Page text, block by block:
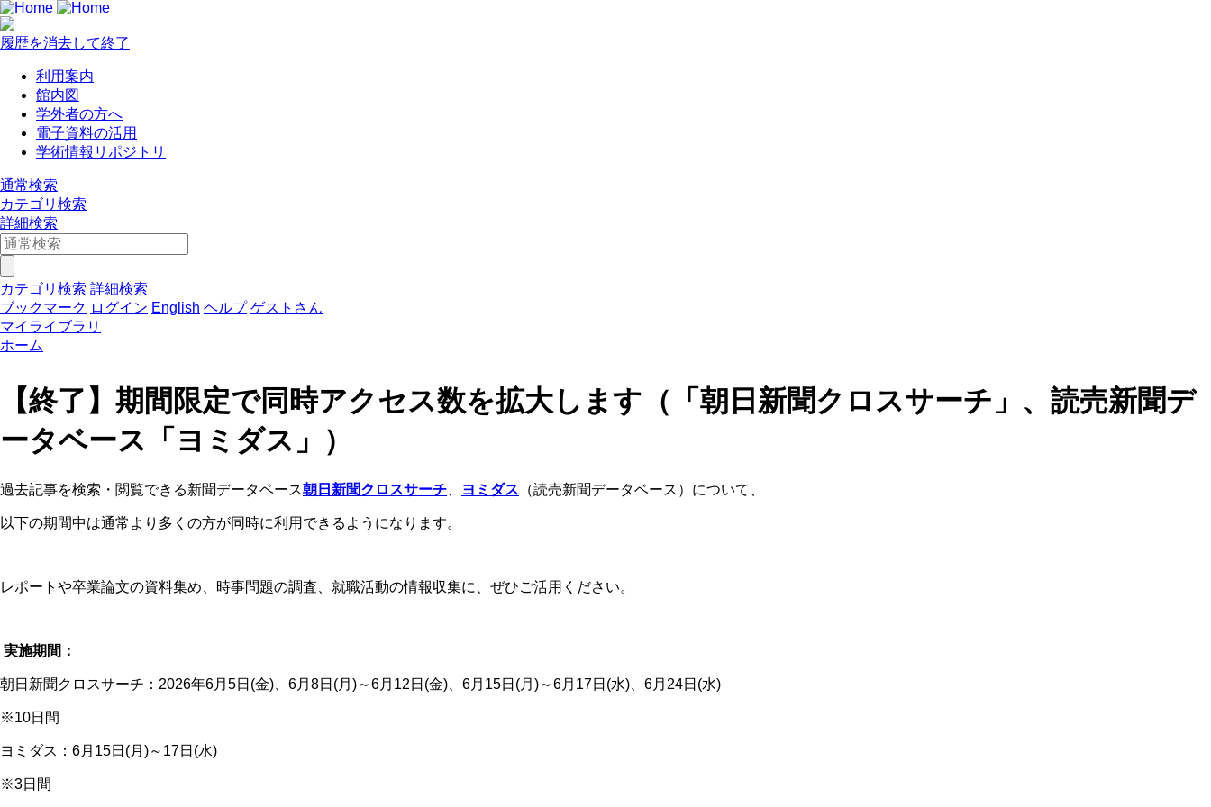
履歴を消去して終了
利用案内
館内図
学外者の方へ
電子資料の活用
学術情報リポジトリ
通常検索
カテゴリ検索
詳細検索
カテゴリ検索 詳細検索
ブックマーク ログイン English ヘルプ ゲストさん
マイライブラリ
ホーム
【終了】期間限定で同時アクセス数を拡大します（「朝日新聞クロスサーチ」、読売新聞デ
ータベース「ヨミダス」）
過去記事を検索・閲覧できる新聞データベース朝日新聞クロスサーチ ヨミダス （読売新聞データベース）について、
以下の期間中は通常より多くの方が同時に利用できるようになります。
レポートや卒業論文の資料集め、時事問題の調査、就職活動の情報収集に、ぜひご活用ください。
実施期間：
朝日新聞クロスサーチ：2026年6月5日(金)、6月8日(月)～6月12日(金)、6月15日(月)～6月17日(水)、6月24日(水)
※10日間
ヨミダス：6月15日(月)～17日(水)
※3日間